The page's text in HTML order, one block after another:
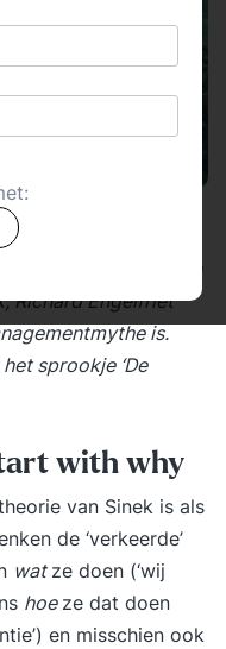
leider van het
filmpje ‘How
keren bekeken
Richard Engelfriet
is.
sprookje ‘De
with why
van Sinek is als
de ‘verkeerde’
wat ze doen (‘wij
hoe ze dat doen
en misschien ook